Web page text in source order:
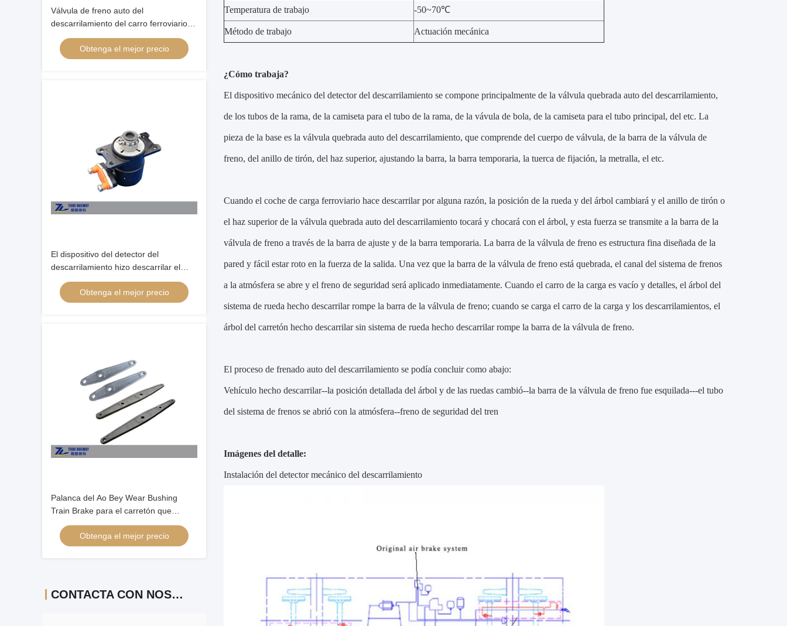
Válvula de freno auto del
descarrilamiento del carro ferroviario
los 54kg/M de actuación mecánicos
Rail
Obtenga el mejor precio
El dispositivo del detector del
descarrilamiento hizo descarrilar el
Railcar auto de la válvula del freno de
seguridadObtenga el mejor precio
Palanca del Ao Bey Wear Bushing
Train Brake para el carretón que
apareja ferroviario
Obtenga el mejor precio
CONTACTA CON NOSOTROS
Temperatura de trabajo -50~70℃
Método de trabajo Actuación mecánica
¿Cómo trabaja?
El dispositivo mecánico del detector del descarrilamiento se compone principalmente de la válvula quebrada auto del descarrilamiento,
de los tubos de la rama, de la camiseta para el tubo de la rama, de la vávula de bola, de la camiseta para el tubo principal, del etc. La
pieza de la base es la válvula quebrada auto del descarrilamiento, que comprende del cuerpo de válvula, de la barra de la válvula de
freno, del anillo de tirón, del haz superior, ajustando la barra, la barra temporaria, la tuerca de fijación, la metralla, el etc.
Cuando el coche de carga ferroviario hace descarrilar por alguna razón, la posición de la rueda y del árbol cambiará y el anillo de tirón o
el haz superior de la válvula quebrada auto del descarrilamiento tocará y chocará con el árbol, y esta fuerza se transmite a la barra de la
válvula de freno a través de la barra de ajuste y de la barra temporaria. La barra de la válvula de freno es estructura fina diseñada de la
pared y fácil estar roto en la fuerza de la salida. Una vez que la barra de la válvula de freno está quebrada, el canal del sistema de frenos
a la atmósfera se abre y el freno de seguridad será aplicado inmediatamente. Cuando el carro de la carga es vacío y detalles, el árbol del
sistema de rueda hecho descarrilar rompe la barra de la válvula de freno; cuando se carga el carro de la carga y los descarrilamientos, el
árbol del carretón hecho descarrilar sin sistema de rueda hecho descarrilar rompe la barra de la válvula de freno.
El proceso de frenado auto del descarrilamiento se podía concluir como abajo:
Vehículo hecho descarrilar--la posición detallada del árbol y de las ruedas cambió--la barra de la válvula de freno fue esquilada---el tubo
del sistema de frenos se abrió con la atmósfera--freno de seguridad del tren
Imágenes del detalle:
Instalación del detector mecánico del descarrilamiento